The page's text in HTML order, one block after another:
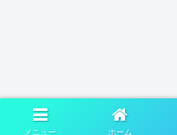
メニュー ホーム